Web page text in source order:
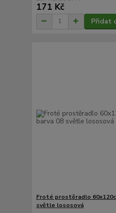
171 Kč
Přidat
Froté prostěradlo
světle lososová